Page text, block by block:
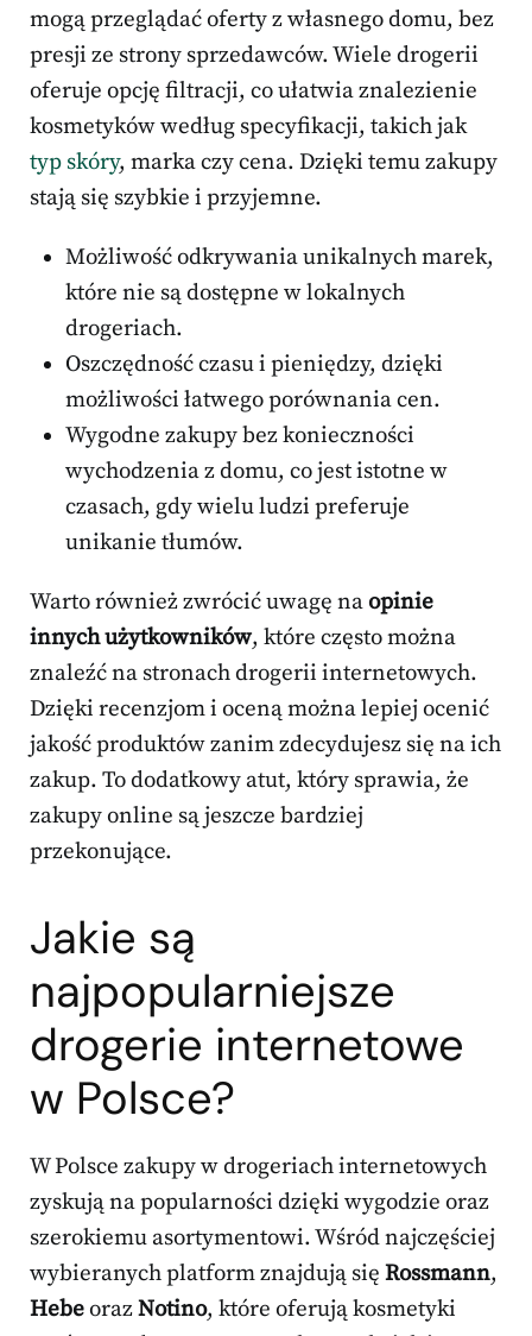
mogą przeglądać oferty z własnego domu, bez
presji ze strony sprzedawców. Wiele drogerii
oferuje opcję filtracji, co ułatwia znalezienie
kosmetyków według specyfikacji, takich jak
typ skóry, marka czy cena. Dzięki temu zakupy
stają się szybkie i przyjemne.
Możliwość odkrywania unikalnych marek,
które nie są dostępne w lokalnych
drogeriach.
Oszczędność czasu i pieniędzy, dzięki
możliwości łatwego porównania cen.
Wygodne zakupy bez konieczności
wychodzenia z domu, co jest istotne w
czasach, gdy wielu ludzi preferuje
unikanie tłumów.
Warto również zwrócić uwagę naopinie
innych użytkowników, które często można
znaleźć na stronach drogerii internetowych.
Dzięki recenzjom i oceną można lepiej ocenić
jakość produktów zanim zdecydujesz się na ich
zakup. To dodatkowy atut, który sprawia, że
zakupy online są jeszcze bardziej
przekonujące.
Jakie są
najpopularniejsze
drogerie internetowe
w Polsce?
W Polsce zakupy w drogeriach internetowych
zyskują na popularności dzięki wygodzie oraz
szerokiemu asortymentowi. Wśród najczęściej
wybieranych platform znajdują się Rossmann,
HebeorazNotino, które oferują kosmetyki